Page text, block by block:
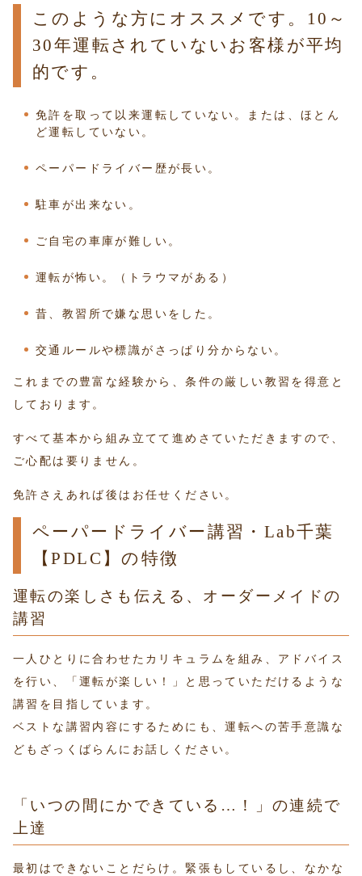
このような方にオススメです。10～
30年運転されていないお客様が平均
的です。
免許を取って以来運転していない。または、ほとん
ど運転していない。
ペーパードライバー歴が長い。
駐車が出来ない。
ご自宅の車庫が難しい。
運転が怖い。（トラウマがある）
昔、教習所で嫌な思いをした。
交通ルールや標識がさっぱり分からない。
これまでの豊富な経験から、条件の厳しい教習を得意と
しております。
すべて基本から組み立てて進めさていただきますので、
ご心配は要りません。
免許さえあれば後はお任せください。
ペーパードライバー講習・Lab千葉
【PDLC】の特徴
運転の楽しさも伝える、オーダーメイドの
講習
一人ひとりに合わせたカリキュラムを組み、アドバイス
を行い、「運転が楽しい！」と思っていただけるような
講習を目指しています。
ベストな講習内容にするためにも、運転への苦手意識な
どもざっくばらんにお話しください。
「いつの間にかできている…！」の連続で
上達
最初はできないことだらけ。緊張もしているし、なかな